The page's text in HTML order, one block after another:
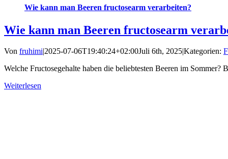
Wie kann man Beeren fructosearm verarbeiten?
Wie kann man Beeren fructosearm
Von fruhimi|2025-07-06T19:40:24+02:00Juli 6th, 2025|Kategorien:
Welche Fructosegehalte haben die beliebtesten Beeren im Sommer?
Weiterlesen